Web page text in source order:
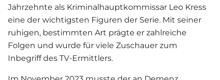
Jahrzehnte als Kriminalhauptkommissar Leo Kress
eine der wichtigsten Figuren der Serie. Mit seiner
ruhigen, bestimmten Art prägte er zahlreiche
Folgen und wurde für viele Zuschauer zum
Inbegriff des TV-Ermittlers.